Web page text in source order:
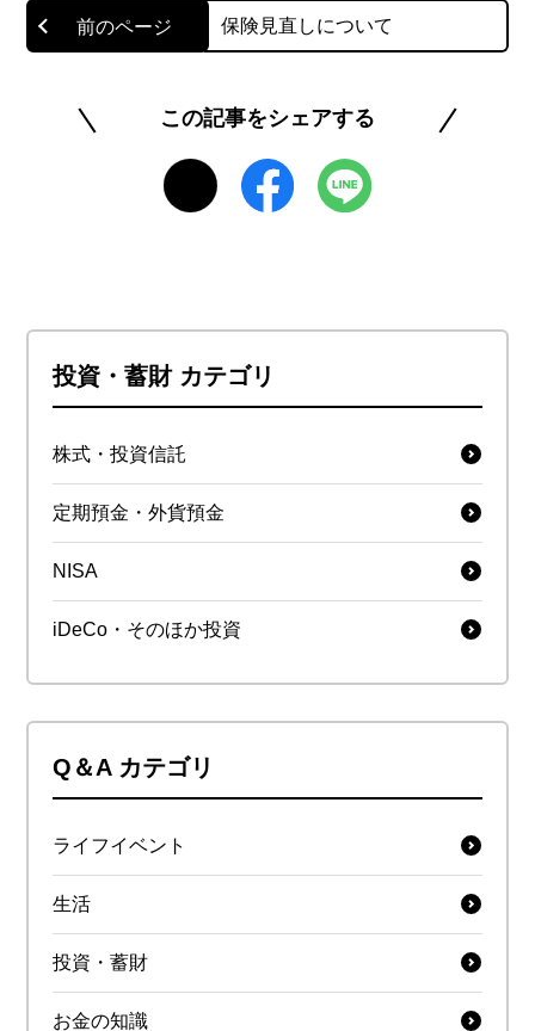
保険見直しについて
この記事をシェアする
投資・蓄財 カテゴリ
株式・投資信託
定期預金・外貨預金
NISA
iDeCo・そのほか投資
Q＆A カテゴリ
ライフイベント
生活
投資・蓄財
お金の知識